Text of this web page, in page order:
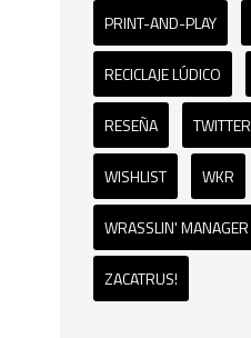
PRINT-AND-PLAY
RECICLAJE LÚDICO
RESEÑA TWITTER
WISHLIST WKR
WRASSLIN' MANAGER
ZACATRUS!